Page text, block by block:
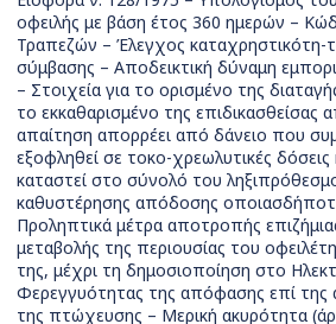
οφειλής με βάση έτος 360 ημερών –
Τραπεζών – Έλεγχος καταχρηστικότη-
σύμβασης – Αποδεικτική δύναμη
– Στοιχεία για το ορισμένο της
το εκκαθαρισμένο της επιδικασθείσας
απαίτηση απορρέει από δάνειο που
εξοφληθεί σε τοκο-χρεωλυτικές δόσεις
καταστεί στο σύνολό του
καθυστέρησης απόδοσης
Προληπτικά μέτρα αποτροπής
μεταβολής της περιουσίας του
της, μέχρι τη δημοσιοποίηση στο
Φερεγγυότητας της απόφασης επί της
της πτώχευσης – Μερική ακυρότητα